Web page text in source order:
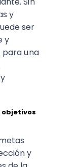
y
ser
y
para una
objetivos
y